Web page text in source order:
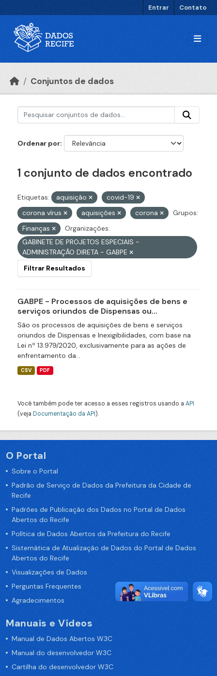
Entrar Contato
Conjuntos de dados
Ordenar por
1 conjunto de dados encontrado
Etiquetas: aquisição
covid-19
corona vírus
aquisições corona
Grupos:
Finanças
Organizações:
GABINETE DE PROJETOS ESPECIAIS -
ADMINISTRAÇÃO DIRETA - GABPE
Filtrar Resultados
GABPE - Processos de aquisições de bens e
serviços oriundos de Dispensas ou...
São os processos de aquisições de bens e serviços
oriundos de Dispensas e Inexigibilidades, com base na
Lei nº 13.979/2020, exclusivamente para as ações de
enfrentamento da...
CSV PDF
Você também pode ter acesso a esses registros usando a API
(veja Documentação da API).
O Portal
Sobre o Portal
Padrão de Serviço de Dados da Prefeitura da Cidade de
Recife
Padrões de Publicação dos Dados no Portal de Dados
Abertos do Recife
Política de Dados Abertos da Prefeitura do Recife
Sistemática de Atualização de Dados do Portal de Dados
Abertos do Recife
Visualizações de Dados
Perguntas Frequentes
Agradecimentos
Manuais e Vídeos
Manual de Dados Abertos W3C
Manual do desenvolvedor W3C
Cartilha do desenvolvedor W3C